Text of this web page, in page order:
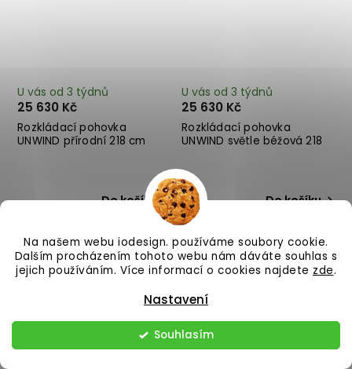
Na našem webu iodesign. používáme soubory cookie.
Dalším procházením tohoto webu nám dáváte souhlas s
jejich používáním. Více informací o cookies najdete zde.
Nastavení
Souhlasím
Rozkládací pohovka
UNWIND přírodní 218 cm
U vás od 3 týdnů
25 630 Kč
Do košíku
Rozkládací pohovka
UNWIND světle béžová 218
U vás od 3 týdnů
25 630 Kč
Do košíku